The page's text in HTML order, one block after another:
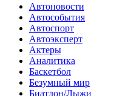
Автоновости
Автособытия
Автоспорт
Автоэксперт
Актеры
Аналитика
Баскетбол
Безумный мир
Биатлон/Лыжи